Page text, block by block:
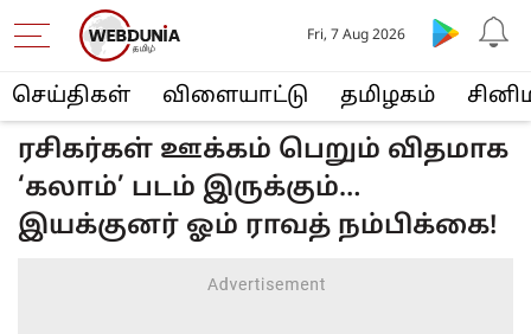
செய்திகள் விளையா‌ட்டு த‌மிழக‌ம்
Fri, 7 Aug 2026
ரசிகர்கள் ஊக்கம் பெறும் விதமாக
‘கலாம்’ படம் இருக்கும்…
இயக்குனர் ஓம் ராவத் நம்பிக்கை!